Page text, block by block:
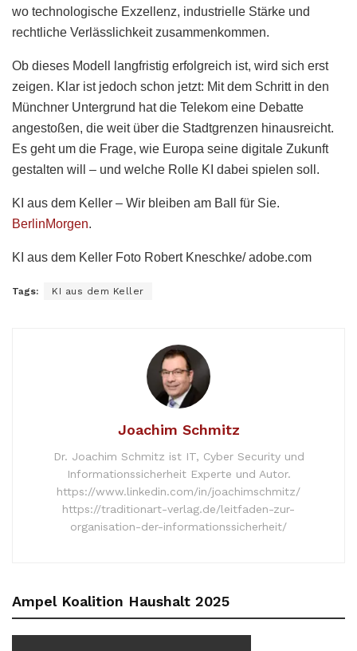
wo technologische Exzellenz, industrielle Stärke und
rechtliche Verlässlichkeit zusammenkommen.
Ob dieses Modell langfristig erfolgreich ist, wird sich erst
zeigen. Klar ist jedoch schon jetzt: Mit dem Schritt in den
Münchner Untergrund hat die Telekom eine Debatte
angestoßen, die weit über die Stadtgrenzen hinausreicht.
Es geht um die Frage, wie Europa seine digitale Zukunft
gestalten will – und welche Rolle KI dabei spielen soll.
KI aus dem Keller – Wir bleiben am Ball für Sie.
BerlinMorgen.
KI aus dem Keller Foto Robert Kneschke/ adobe.com
Tags: KI aus dem Keller
Joachim Schmitz
Dr. Joachim Schmitz ist IT, Cyber Security und
Informationssicherheit Experte und Autor.
https://www.linkedin.com/in/joachimschmitz/
https://traditionart-verlag.de/leitfaden-zur-
organisation-der-informationssicherheit/
Ampel Koalition Haushalt 2025